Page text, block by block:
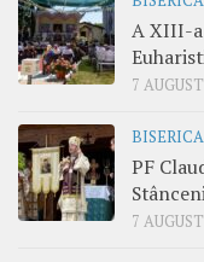
A XIII-
7
PF
7